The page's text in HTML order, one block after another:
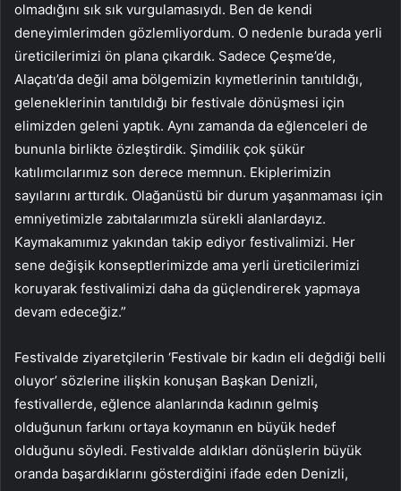
olmadığını sık sık vurgulamasıydı. Ben de kendi
deneyimlerimden gözlemliyordum. O nedenle burada yerli
üreticilerimizi ön plana çıkardık. Sadece Çeşme’de,
Alaçatı’da değil ama bölgemizin kıymetlerinin tanıtıldığı,
geleneklerinin tanıtıldığı bir festivale dönüşmesi için
elimizden geleni yaptık. Aynı zamanda da eğlenceleri de
bununla birlikte özleştirdik. Şimdilik çok şükür
katılımcılarımız son derece memnun. Ekiplerimizin
sayılarını arttırdık. Olağanüstü bir durum yaşanmaması için
emniyetimizle zabıtalarımızla sürekli alanlardayız.
Kaymakamımız yakından takip ediyor festivalimizi. Her
sene değişik konseptlerimizde ama yerli üreticilerimizi
koruyarak festivalimizi daha da güçlendirerek yapmaya
devam edeceğiz.”
Festivalde ziyaretçilerin ‘Festivale bir kadın eli değdiği belli
oluyor’ sözlerine ilişkin konuşan Başkan Denizli,
festivallerde, eğlence alanlarında kadının gelmiş
olduğunun farkını ortaya koymanın en büyük hedef
olduğunu söyledi. Festivalde aldıkları dönüşlerin büyük
oranda başardıklarını gösterdiğini ifade eden Denizli,